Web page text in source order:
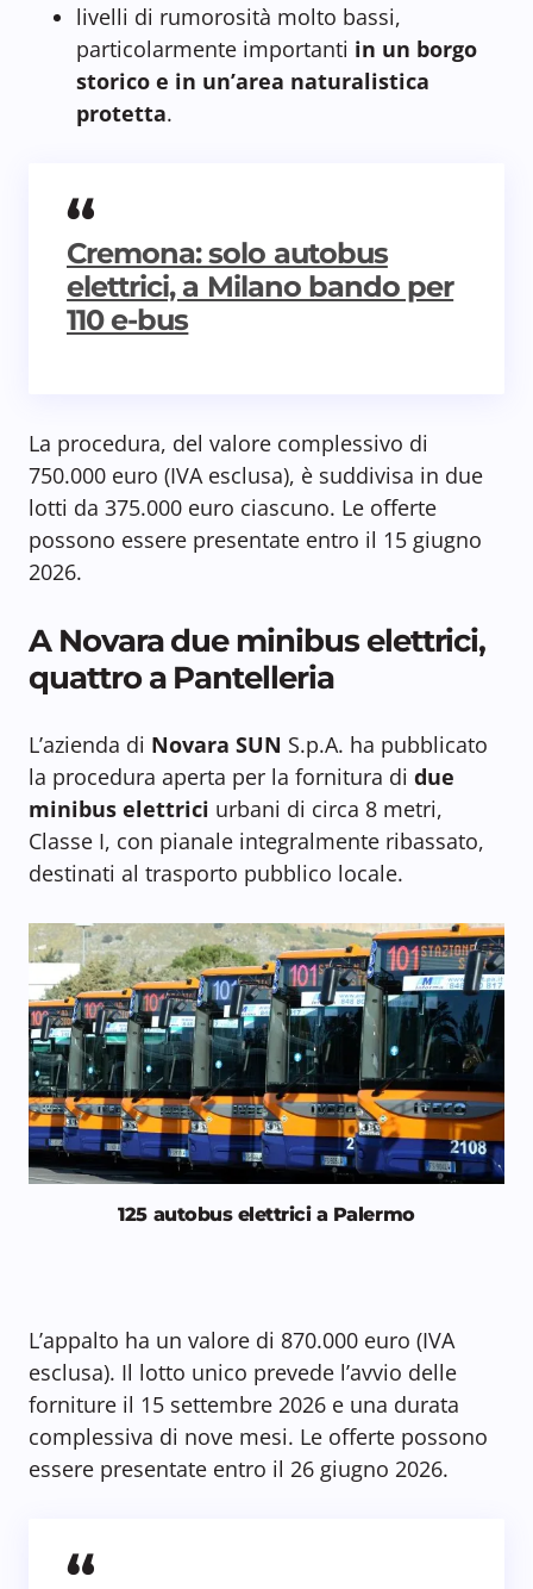
livelli di rumorosità molto bassi,
particolarmente importanti in un borgo
storico e in un’area naturalistica
protetta.
Cremona: solo autobus
elettrici, a Milano bando per
110 e-bus
La procedura, del valore complessivo di
750.000 euro (IVA esclusa), è suddivisa in due
lotti da 375.000 euro ciascuno. Le offerte
possono essere presentate entro il 15 giugno
2026.
A Novara due minibus elettrici,
quattro a Pantelleria
L’azienda di Novara SUN S.p.A. ha pubblicato
la procedura aperta per la fornitura di due
minibus elettrici urbani di circa 8 metri,
Classe I, con pianale integralmente ribassato,
destinati al trasporto pubblico locale.
125 autobus elettrici a Palermo
L’appalto ha un valore di 870.000 euro (IVA
esclusa). Il lotto unico prevede l’avvio delle
forniture il 15 settembre 2026 e una durata
complessiva di nove mesi. Le offerte possono
essere presentate entro il 26 giugno 2026.